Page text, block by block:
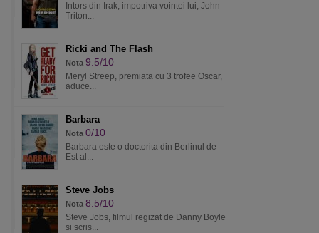
Intors din Irak, impotriva vointei lui, John
Triton...
Ricki and The Flash
Nota 9.5/10
Meryl Streep, premiata cu 3 trofee Oscar,
aduce...
Barbara
Nota 0/10
Barbara este o doctorita din Berlinul de
Est al...
Steve Jobs
Nota 8.5/10
Steve Jobs, filmul regizat de Danny Boyle
si scris...